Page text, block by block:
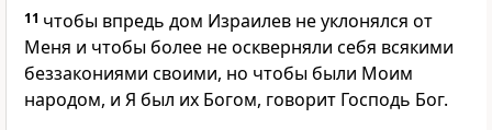
11 чтобы впредь дом Израилев не уклонялся от
Меня и чтобы более не оскверняли себя всякими
беззакониями своими, но чтобы были Моим
народом, и Я был их Богом, говорит Господь Бог.